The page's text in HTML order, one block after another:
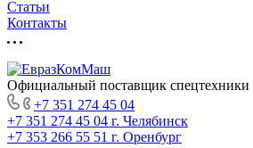
Статьи
Контакты
Официальный поставщик спецтехники
+7 351 274 45 04
+7 351 274 45 04 г. Челябинск
+7 353 266 55 51 г. Оренбург